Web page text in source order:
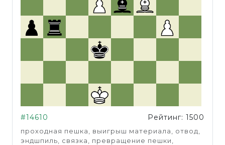
#14610 Рейтинг: 1500
проходная пешка, выигрыш материала, отвод,
эндшпиль, связка, превращение пешки,